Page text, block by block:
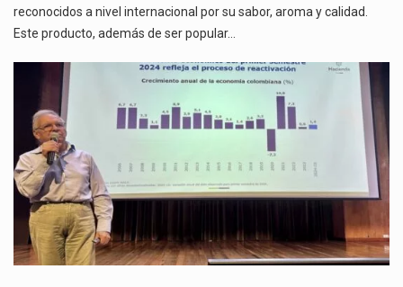
reconocidos a nivel internacional por su sabor, aroma y calidad.
Este producto, además de ser popular…